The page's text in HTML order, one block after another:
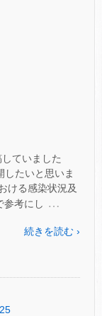
ていました
したいと思いま
ける感染状況及
参考にし …
続きを読む ›